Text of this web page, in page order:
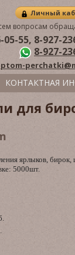
для
ярлыков, бирок,
5000шт.
Личный
вопросам
05-55, 8-927-
8-927-
КОНТАКТНАЯ